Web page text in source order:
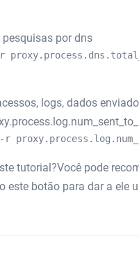
por dns
logs, dados
tutorial?Você pode
este botão para dar a ele